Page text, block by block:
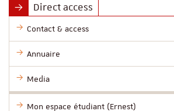
Direct access
Contact & access
Annuaire
Media
Mon espace étudiant (Ernest)